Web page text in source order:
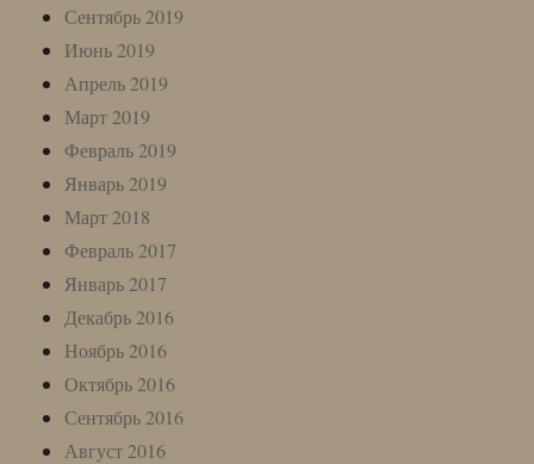
Сентябрь 2019
Июнь 2019
Апрель 2019
Март 2019
Февраль 2019
Январь 2019
Март 2018
Февраль 2017
Январь 2017
Декабрь 2016
Ноябрь 2016
Октябрь 2016
Сентябрь 2016
Август 2016